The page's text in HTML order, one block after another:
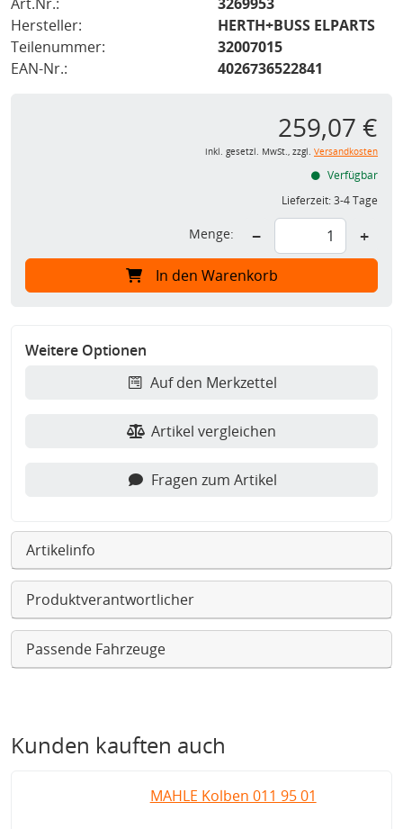
Hersteller:
HERTH+BUSS ELPARTS
Teilenummer:
32007015
EAN-Nr.:
4026736522841
259,07 €
inkl. gesetzl. MwSt., zzgl. Versandkosten
Verfügbar
Lieferzeit:3-4 Tage
Menge: − +
In den Warenkorb
Weitere Optionen
Auf den Merkzettel
Artikel vergleichen
Fragen zum Artikel
Artikelinfo
Produktverantwortlicher
Passende Fahrzeuge
Kunden kauften auch
MAHLE Kolben 011 95 01